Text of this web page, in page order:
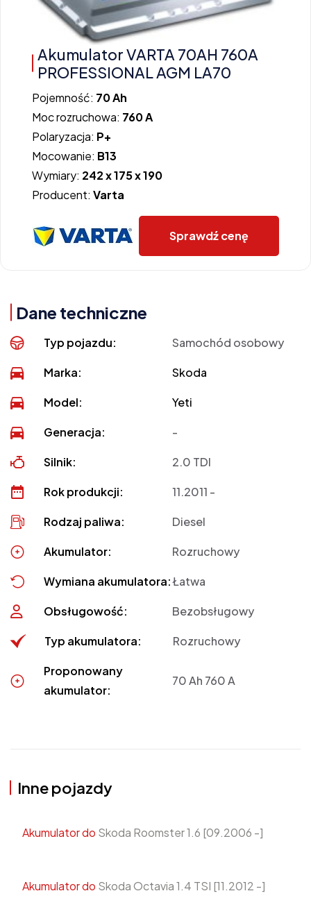
Akumulator VARTA 70AH 760A
PROFESSIONAL AGM LA70
Pojemność: 70 Ah
Moc rozruchowa: 760 A
Polaryzacja: P+
Mocowanie: B13
Wymiary: 242 x 175 x 190
Producent: Varta
Sprawdź cenę
Dane techniczne
Typ pojazdu: Samochód osobowy
Marka: Skoda
Model: Yeti
Generacja: -
Silnik: 2.0 TDI
Rok produkcji: 11.2011 -
Rodzaj paliwa: Diesel
Akumulator: Rozruchowy
Wymiana akumulatora:Łatwa
Obsługowość: Bezobsługowy
Typ akumulatora: Rozruchowy
Proponowany
akumulator:
70 Ah 760 A
Inne pojazdy
Akumulator do Skoda Roomster 1.6 [09.2006 -]
Akumulator do Skoda Octavia 1.4 TSI [11.2012 -]